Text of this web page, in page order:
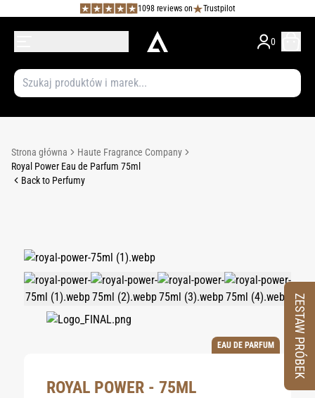
1098 reviews on Trustpilot
0
Strona główna
Haute Fragrance Company
Royal Power Eau de Parfum 75ml
Back to Perfumy
EAU DE PARFUM
ROYAL POWER - 75ML
ZESTAW PRÓBEK